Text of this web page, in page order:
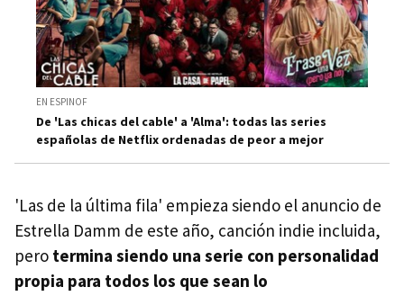
EN ESPINOF
De 'Las chicas del cable' a 'Alma': todas las series
españolas de Netflix ordenadas de peor a mejor
'Las de la última fila' empieza siendo el anuncio de
Estrella Damm de este año, canción indie incluida,
pero termina siendo una serie con personalidad
propia para todos los que sean lo